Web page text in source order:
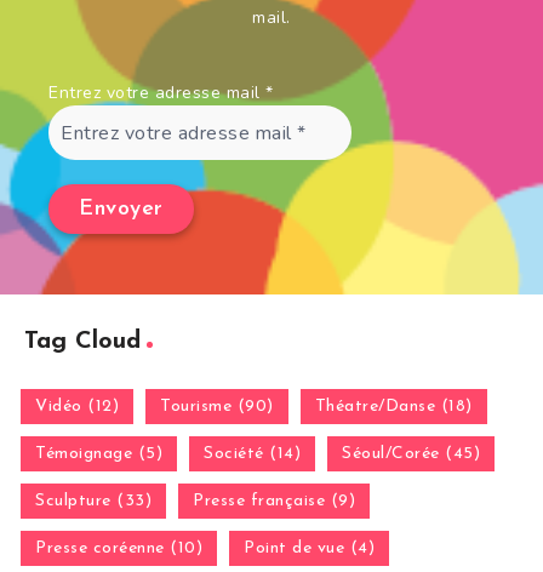
mail.
Entrez votre adresse mail *
Tag Cloud
Vidéo (12) Tourisme (90) Théatre/Danse (18)
Témoignage (5) Société (14) Séoul/Corée (45)
Sculpture (33) Presse française (9)
Presse coréenne (10) Point de vue (4)